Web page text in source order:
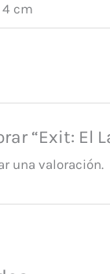
4 cm
“Exit: El
una valoración.